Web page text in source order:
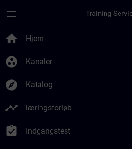
menu
home Hjem
group_work Kanaler
explore Katalog
timeline læringsforløb
assignment_turned_in Indgangstest